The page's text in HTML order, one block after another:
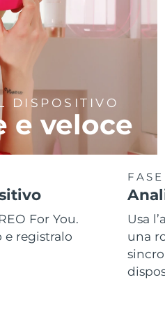
DISPOSITIVO
e veloce
For You.
e registralo
Usa
una